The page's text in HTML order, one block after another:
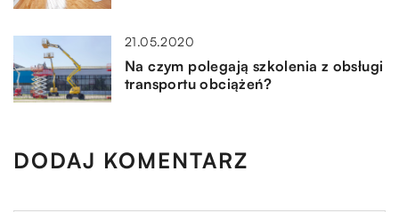
21.05.2020
Na czym polegają szkolenia z obsługi
transportu obciążeń?
DODAJ KOMENTARZ